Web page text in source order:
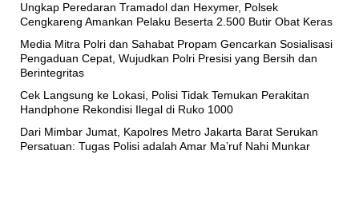
Ungkap Peredaran Tramadol dan Hexymer, Polsek
Cengkareng Amankan Pelaku Beserta 2.500 Butir Obat Keras
Media Mitra Polri dan Sahabat Propam Gencarkan Sosialisasi
Pengaduan Cepat, Wujudkan Polri Presisi yang Bersih dan
Berintegritas
Cek Langsung ke Lokasi, Polisi Tidak Temukan Perakitan
Handphone Rekondisi Ilegal di Ruko 1000
Dari Mimbar Jumat, Kapolres Metro Jakarta Barat Serukan
Persatuan: Tugas Polisi adalah Amar Ma’ruf Nahi Munkar